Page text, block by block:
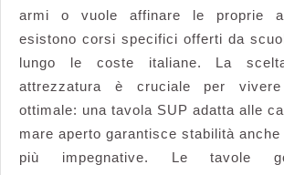
armi o vuole affinare le proprie
esistono corsi specifici offerti da
lungo le coste italiane. La
attrezzatura è cruciale per vivere
ottimale: una tavola SUP adatta alle
mare aperto garantisce stabilità
più impegnative. Le tavole